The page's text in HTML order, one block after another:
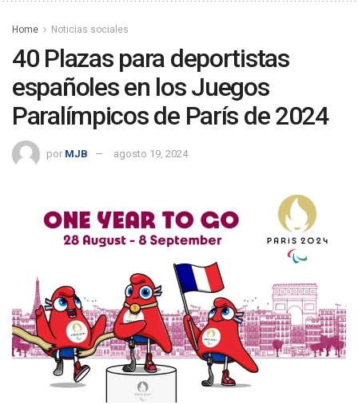
Home Noticias sociales
40 Plazas para deportistas
españoles en los Juegos
Paralímpicos de París de 2024
por MJB agosto 19, 2024